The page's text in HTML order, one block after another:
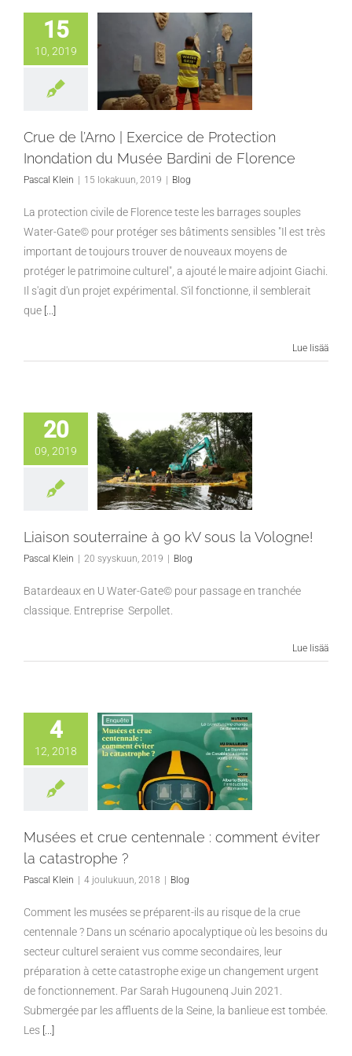
15
10, 2019
du Musée Bardini de
Florence
Crue de l’Arno | Exercice de Protection
Inondation du Musée Bardini de Florence
Pascal Klein | 15 lokakuun, 2019 | Blog
La protection civile de Florence teste les barrages souples
Water-Gate© pour protéger ses bâtiments sensibles "Il est très
important de toujours trouver de nouveaux moyens de
protéger le patrimoine culturel", a ajouté le maire adjoint Giachi.
Il s'agit d'un projet expérimental. S'il fonctionne, il semblerait
que [...]
Lue lisää
20
09, 2019
Liaison souterraine à 90
kV sous la Vologne!
Liaison souterraine à 90 kV sous la Vologne!
Pascal Klein | 20 syyskuun, 2019 | Blog
Batardeaux en U Water-Gate© pour passage en tranchée
classique. Entreprise Serpollet.
Lue lisää
4
12, 2018
centennale : comment
éviter la catastrophe ?
Musées et crue centennale : comment éviter
la catastrophe ?
Pascal Klein | 4 joulukuun, 2018 | Blog
Comment les musées se préparent-ils au risque de la crue
centennale ? Dans un scénario apocalyptique où les besoins du
secteur culturel seraient vus comme secondaires, leur
préparation à cette catastrophe exige un changement urgent
de fonctionnement. Par Sarah Hugounenq Juin 2021.
Submergée par les affluents de la Seine, la banlieue est tombée.
Les [...]